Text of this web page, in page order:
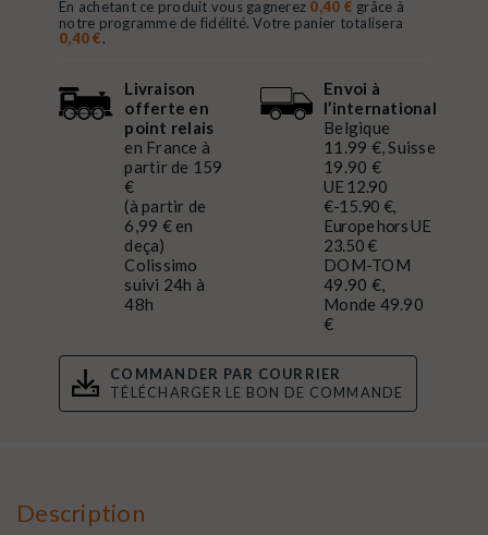
En achetant ce produit vous gagnerez 0,40 € grâce à
notre programme de fidélité. Votre panier totalisera
0,40 €.
Livraison
offerte en
point relais
en France à
partir de 159
€
(à partir de
6,99 € en
deça)
Colissimo
suivi 24h à
48h
Envoi à
l’international
Belgique
11.99 €, Suisse
19.90 €
UE 12.90
€-15.90 €,
Europe hors UE
23.50 €
DOM-TOM
49.90 €,
Monde 49.90
€
COMMANDER PAR COURRIER
TÉLÉCHARGER LE BON DE COMMANDE
Description